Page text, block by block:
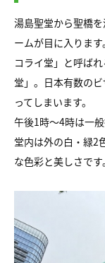
湯島聖堂から聖橋
ームが目に入りま
コライ堂」と呼ば
堂」。日本有数の
ってしまいます。
午後1時～4時は一
堂内は外の白・緑2
な色彩と美しさです。